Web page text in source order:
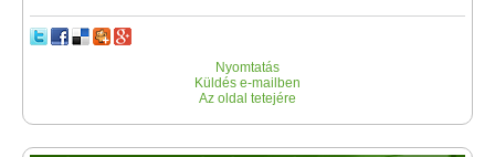
Nyomtatás
Küldés e-mailben
Az oldal tetejére